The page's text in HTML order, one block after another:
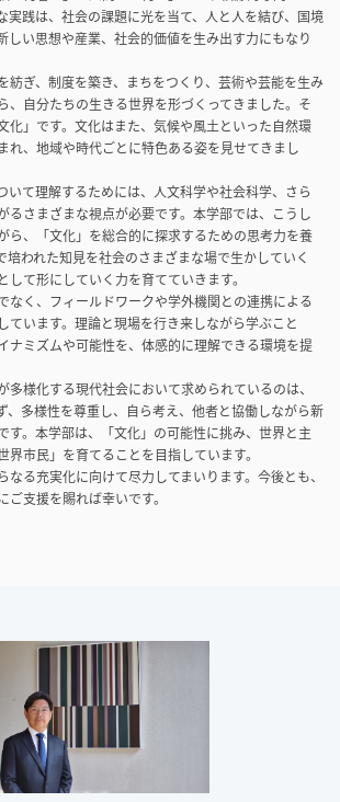
実践は、社会の課題に光を当て、人と人を結び、国境
しい思想や産業、社会的価値を生み出す力にもなり
紡ぎ、制度を築き、まちをつくり、芸術や芸能を生み
、自分たちの生きる世界を形づくってきました。そ
化」です。文化はまた、気候や風土といった自然環
れ、地域や時代ごとに特色ある姿を見せてきまし
いて理解するためには、人文科学や社会科学、さら
るさまざまな視点が必要です。本学部では、こうし
ら、「文化」を総合的に探求するための思考力を養
培われた知見を社会のさまざまな場で生かしていく
て形にしていく力を育てていきます。
なく、フィールドワークや学外機関との連携による
ています。理論と現場を行き来しながら学ぶこと
ナミズムや可能性を、体感的に理解できる環境を提
多様化する現代社会において求められているのは、
、多様性を尊重し、自ら考え、他者と協働しながら新
す。本学部は、「文化」の可能性に挑み、世界と主
市民」を育てることを目指しています。
る充実化に向けて尽力してまいります。今後とも、
支援を賜れば幸いです。